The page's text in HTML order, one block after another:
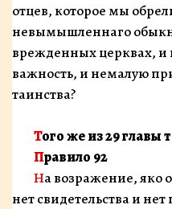
отцев, которое мы
невымышленнаго
врежденных церквах, и
важ­ность, и немалую
таинства?
Того же из 29
Правило 92
На возражение, яко о славословии «со Духом»
нет свидетельства и